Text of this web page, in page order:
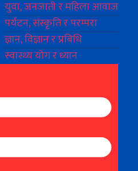
युवा, जनजाती र महिला आवाज
पर्यटन, संस्कृति र परम्परा
ज्ञान, विज्ञान र प्रबिधि
स्वास्थ्य योग र ध्यान